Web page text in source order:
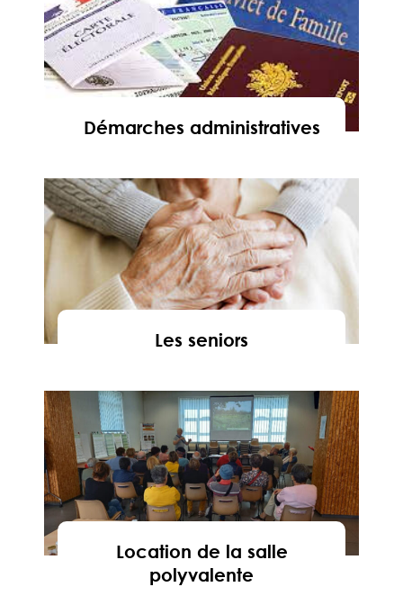
Démarches administratives
Les seniors
Location de la salle
polyvalente